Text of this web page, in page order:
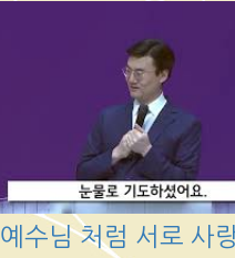
예수님 처럼 서로 사